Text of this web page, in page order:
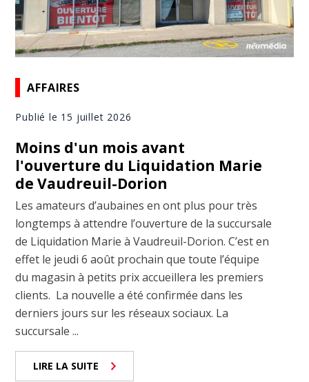
AFFAIRES
Publié le 15 juillet 2026
Moins d'un mois avant
l'ouverture du Liquidation Marie
de Vaudreuil-Dorion
Les amateurs d’aubaines en ont plus pour très
longtemps à attendre l’ouverture de la succursale
de Liquidation Marie à Vaudreuil-Dorion. C’est en
effet le jeudi 6 août prochain que toute l’équipe
du magasin à petits prix accueillera les premiers
clients. La nouvelle a été confirmée dans les
derniers jours sur les réseaux sociaux. La
succursale ...
LIRE LA SUITE